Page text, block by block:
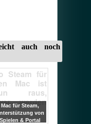
auch noch
Steam für
Mac ist
raus,
werden
Mac für Steam,
von
Spielen & Portal